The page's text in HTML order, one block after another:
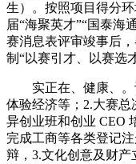
生）。按照项目得分
届“海聚英才”“国泰海
赛消息表评审竣事后
制“以赛引才、以赛选
实正在、健康、。
体验经济等；2.大赛
异创业班和创业 CEO
完成工商等各类登记
辩，3.文化创意及财产